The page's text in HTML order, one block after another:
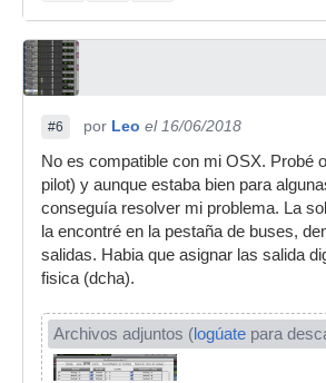
#6 por Leo el 16/06/2018
No es compatible con mi OSX. Probé
pilot) y aunque estaba bien para
conseguía resolver mi problema. La
la encontré en la pestaña de buses,
salidas. Habia que asignar las salida
fisica (dcha).
Archivos adjuntos (logúate para